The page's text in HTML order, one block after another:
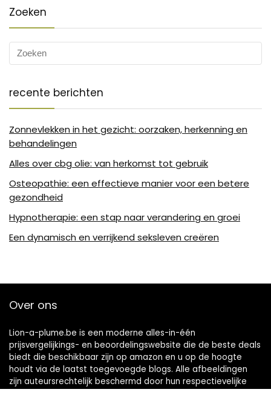
Zoeken
recente berichten
Zonnevlekken in het gezicht: oorzaken, herkenning en
behandelingen
Alles over cbg olie: van herkomst tot gebruik
Osteopathie: een effectieve manier voor een betere
gezondheid
Hypnotherapie: een stap naar verandering en groei
Een dynamisch en verrijkend seksleven creëren
Over ons
Lion-a-plume.be is een moderne alles-in-één
prijsvergelijkings- en beoordelingswebsite die de beste deals
biedt die beschikbaar zijn op amazon en u op de hoogte
houdt via de laatst toegevoegde blogs. Alle afbeeldingen
zijn auteursrechtelijk beschermd door hun respectievelijke